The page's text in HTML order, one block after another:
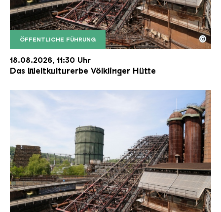
ÖFFENTLICHE FÜHRUNG
Der Erzschrägaufzug der Völklinger Hütte mit
Copyright: Weltkulturerbe Völklinger Hütte | Karl
©
18.08.2026, 11:30 Uhr
Das Weltkulturerbe Völklinger Hütte